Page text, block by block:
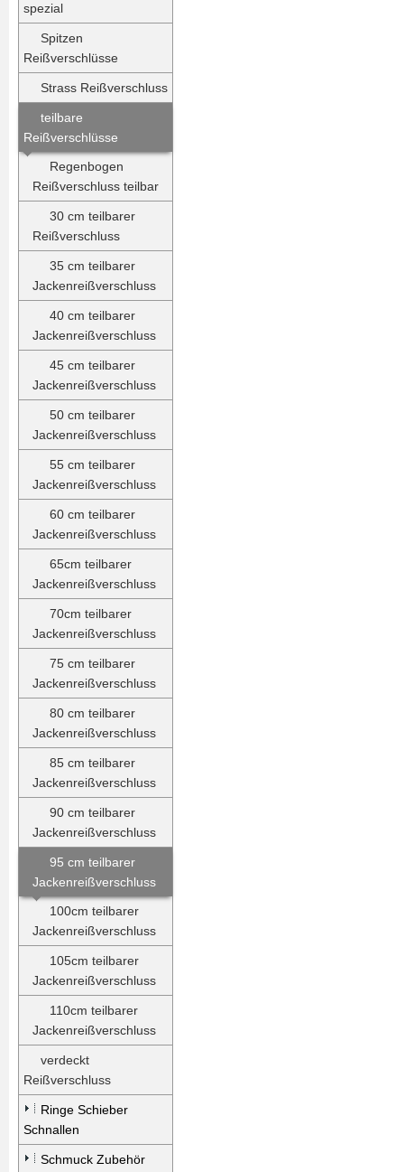
spezial
Spitzen
Reißverschlüsse
Strass Reißverschluss
teilbare
Reißverschlüsse
Regenbogen
Reißverschluss teilbar
30 cm teilbarer
Reißverschluss
35 cm teilbarer
Jackenreißverschluss
40 cm teilbarer
Jackenreißverschluss
45 cm teilbarer
Jackenreißverschluss
50 cm teilbarer
Jackenreißverschluss
55 cm teilbarer
Jackenreißverschluss
60 cm teilbarer
Jackenreißverschluss
65cm teilbarer
Jackenreißverschluss
70cm teilbarer
Jackenreißverschluss
75 cm teilbarer
Jackenreißverschluss
80 cm teilbarer
Jackenreißverschluss
85 cm teilbarer
Jackenreißverschluss
90 cm teilbarer
Jackenreißverschluss
95 cm teilbarer
Jackenreißverschluss
100cm teilbarer
Jackenreißverschluss
105cm teilbarer
Jackenreißverschluss
110cm teilbarer
Jackenreißverschluss
verdeckt
Reißverschluss
Ringe Schieber
Schnallen
Schmuck Zubehör